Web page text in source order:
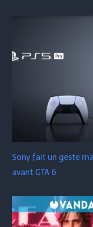
Sony fait un geste
avant GTA 6